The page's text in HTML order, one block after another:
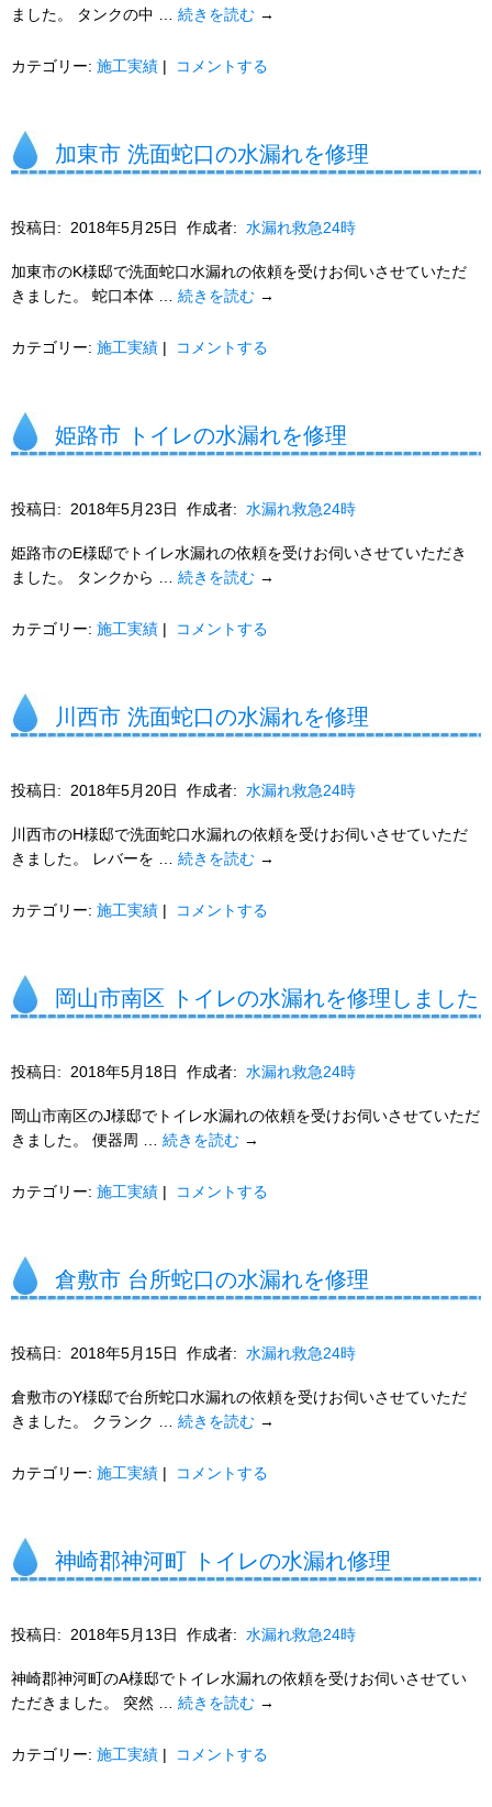
ました。 タンクの中 … 続きを読む →
カテゴリー: 施工実績 | コメントする
加東市 洗面蛇口の水漏れを修理
投稿日: 2018年5月25日 作成者: 水漏れ救急24時
加東市のK様邸で洗面蛇口水漏れの依頼を受けお伺いさせていただ
きました。 蛇口本体 … 続きを読む →
カテゴリー: 施工実績 | コメントする
姫路市 トイレの水漏れを修理
投稿日: 2018年5月23日 作成者: 水漏れ救急24時
姫路市のE様邸でトイレ水漏れの依頼を受けお伺いさせていただき
ました。 タンクから … 続きを読む →
カテゴリー: 施工実績 | コメントする
川西市 洗面蛇口の水漏れを修理
投稿日: 2018年5月20日 作成者: 水漏れ救急24時
川西市のH様邸で洗面蛇口水漏れの依頼を受けお伺いさせていただ
きました。 レバーを … 続きを読む →
カテゴリー: 施工実績 | コメントする
岡山市南区 トイレの水漏れを修理しました
投稿日: 2018年5月18日 作成者: 水漏れ救急24時
岡山市南区のJ様邸でトイレ水漏れの依頼を受けお伺いさせていただ
きました。 便器周 … 続きを読む →
カテゴリー: 施工実績 | コメントする
倉敷市 台所蛇口の水漏れを修理
投稿日: 2018年5月15日 作成者: 水漏れ救急24時
倉敷市のY様邸で台所蛇口水漏れの依頼を受けお伺いさせていただ
きました。 クランク … 続きを読む →
カテゴリー: 施工実績 | コメントする
神崎郡神河町 トイレの水漏れ修理
投稿日: 2018年5月13日 作成者: 水漏れ救急24時
神崎郡神河町のA様邸でトイレ水漏れの依頼を受けお伺いさせてい
ただきました。 突然 … 続きを読む →
カテゴリー: 施工実績 | コメントする